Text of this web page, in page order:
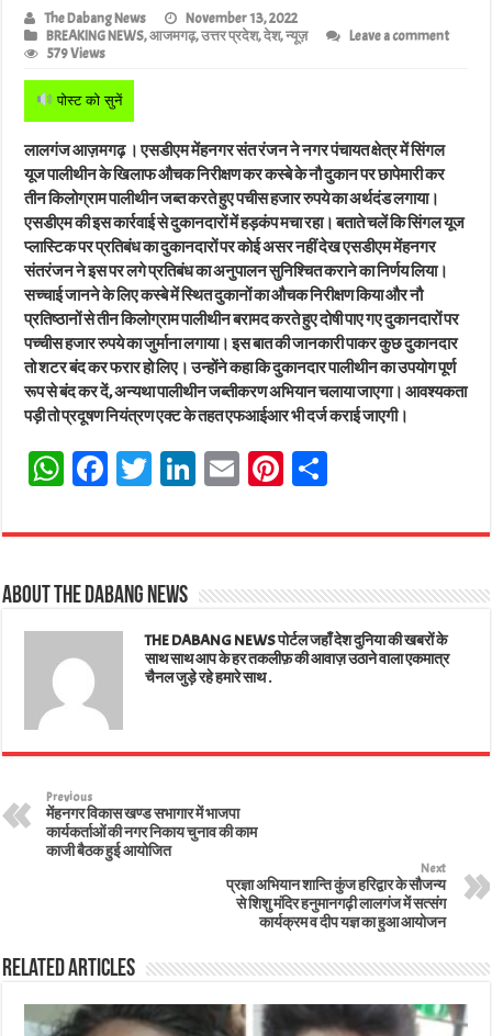
The Dabang News
November 13, 2022
BREAKING NEWS,आजमगढ़,उत्तर प्रदेश,देश,न्यूज़
Leave a comment
579 Views
पोस्ट को सुनें
लालगंज आज़मगढ़ । एसडीएम मेंहनगर संत रंजन ने नगर पंचायत क्षेत्र में सिंगल
यूज पालीथीन के खिलाफ औचक निरीक्षण कर कस्बे के नौ दुकान पर छापेमारी कर
तीन किलोग्राम पालीथीन जब्त करते हुए पचीस हजार रुपये का अर्थदंड लगाया।
एसडीएम की इस कार्रवाई से दुकानदारों में हड़कंप मचा रहा। बताते चलें कि सिंगल यूज
प्लास्टिक पर प्रतिबंध का दुकानदारों पर कोई असर नहीं देख एसडीएम मेंहनगर
संतरंजन ने इस पर लगे प्रतिबंध का अनुपालन सुनिश्चित कराने का निर्णय लिया।
सच्चाई जानने के लिए कस्बे में स्थित दुकानों का औचक निरीक्षण किया और नौ
प्रतिष्ठानों से तीन किलोग्राम पालीथीन बरामद करते हुए दोषी पाए गए दुकानदारों पर
पच्चीस हजार रुपये का जुर्माना लगाया। इस बात की जानकारी पाकर कुछ दुकानदार
तो शटर बंद कर फरार हो लिए। उन्होंने कहा कि दुकानदार पालीथीन का उपयोग पूर्ण
रूप से बंद कर दें, अन्यथा पालीथीन जब्तीकरण अभियान चलाया जाएगा। आवश्यकता
पड़ी तो प्रदूषण नियंत्रण एक्ट के तहत एफआईआर भी दर्ज कराई जाएगी।
W
ts
A
pp
Fa
bo
ok
T
tt
er
Li
ed
E
ail
Pi
er
t
e
About The Dabang News
THE DABANG NEWS पोर्टल जहाँ देश दुनिया की खबरों के
साथ साथ आप के हर तकलीफ़ की आवाज़ उठाने वाला एकमात्र
चैनल जुड़े रहे हमारे साथ .
Previous
मेंहनगर विकास खण्ड सभागार में भाजपा
कार्यकर्ताओं की नगर निकाय चुनाव की काम
काजी बैठक हुई आयोजित
Next
प्रज्ञा अभियान शान्ति कुंज हरिद्वार के सौजन्य
से शिशु मंदिर हनुमानगढ़ी लालगंज में सत्संग
कार्यक्रम व दीप यज्ञ का हुआ आयोजन
Related Articles